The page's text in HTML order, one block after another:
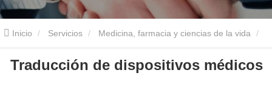
Inicio Servicios Medicina, farmacia y ciencias de la vida
Traducción de dispositivos médicos
Traducción de dispositivos médicos